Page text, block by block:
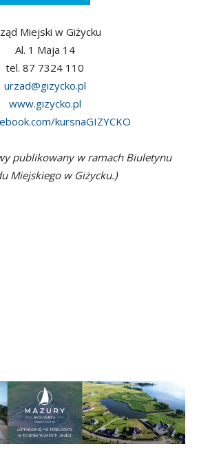
Miejski w Giżycku
Al. 1 Maja 14
tel. 87 7324 110
urzad@gizycko.pl
www.gizycko.pl
kursnaGIZYCKO
publikowany w ramach Biuletynu
Miejskiego w Giżycku.)